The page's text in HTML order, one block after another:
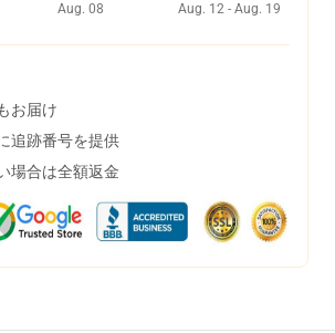
Aug. 08
Aug. 12 - Aug. 19
お届け
追跡番号を提供
場合は全額返金